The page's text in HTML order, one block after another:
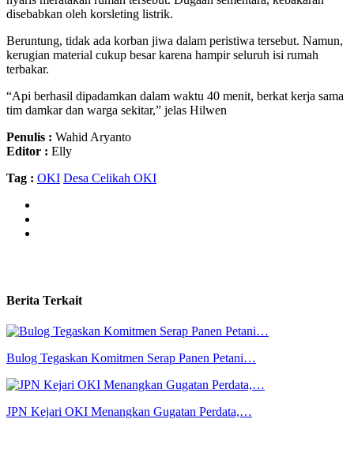
disebabkan oleh korsleting listrik.
Beruntung, tidak ada korban jiwa dalam peristiwa tersebut. Namun,
kerugian material cukup besar karena hampir seluruh isi rumah
terbakar.
“Api berhasil dipadamkan dalam waktu 40 menit, berkat kerja sama
tim damkar dan warga sekitar,” jelas Hilwen
Penulis : Wahid Aryanto
Editor : Elly
Tag : OKI Desa Celikah OKI
Berita Terkait
Bulog Tegaskan Komitmen Serap Panen Petani…
JPN Kejari OKI Menangkan Gugatan Perdata,…